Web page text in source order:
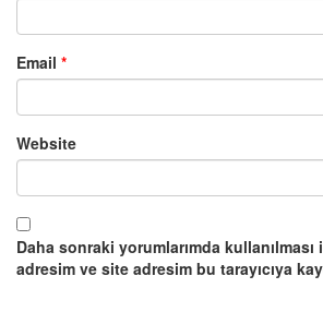
Email *
Website
Daha sonraki yorumlarımda
adresim ve site adresim bu tarayıcıya